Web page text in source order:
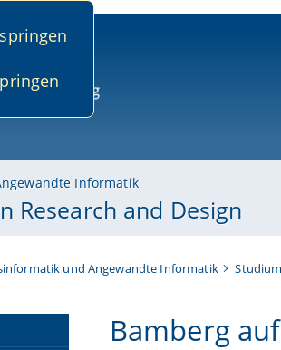
Informatik
Research and Design
und Angewandte Informatik Studium
Bamberg